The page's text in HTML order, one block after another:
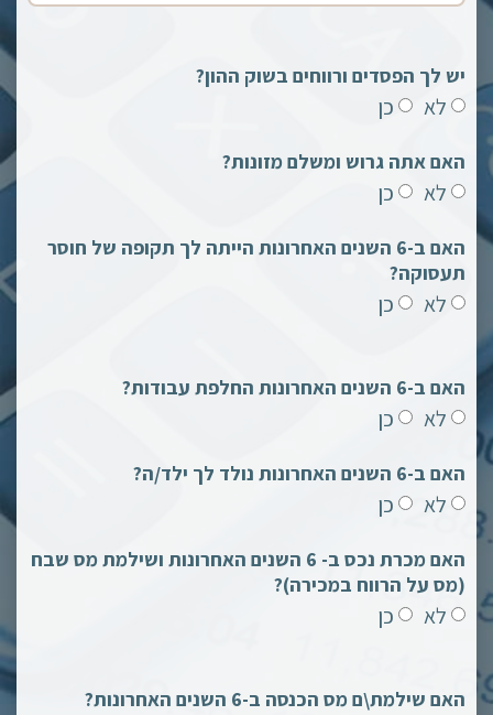
יש לך הפסדים ורווחים בשוק ההון?
לא כן
האם אתה גרוש ומשלם מזונות?
לא כן
האם ב-6 השנים האחרונות הייתה לך תקופה של חוסר
תעסוקה?
לא כן
האם ב-6 השנים האחרונות החלפת עבודות?
לא כן
האם ב-6 השנים האחרונות נולד לך ילד/ה?
לא כן
האם מכרת נכס ב- 6 השנים האחרונות ושילמת מס שבח
(מס על הרווח במכירה)?
לא כן
האם שילמת\ם מס הכנסה ב-6 השנים האחרונות?